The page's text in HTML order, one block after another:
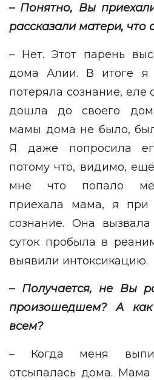
– Понятно, Вы
рассказали матери, что
– Нет. Этот парень
дома Алии. В итоге я
потеряла сознание, еле
дошла до своего
мамы дома не было,
Я даже попросила
потому что, видимо,
мне что попало
приехала мама, я при
сознание. Она
суток пробыла в
выявили интоксикацию.
– Получается, не Вы
произошедшем? А
всем?
– Когда меня
отсыпалась дома. Мама